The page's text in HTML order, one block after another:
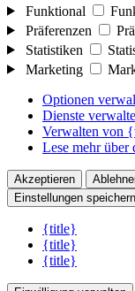
Funktional
Präferenzen
Statistiken
Marketing
Optionen
Dienste
Verwalten von
Lese mehr über
Akzeptieren
Einstellungen speichern
{title}
{title}
{title}